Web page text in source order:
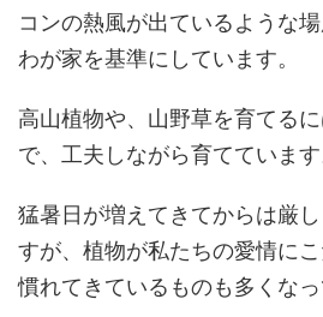
コンの熱風が出ているような場
わが家を基準にしています。
高山植物や、山野草を育てる
で、工夫しながら育てています
猛暑日が増えてきてからは厳
すが、植物が私たちの愛情に
慣れてきているものも多くなっ